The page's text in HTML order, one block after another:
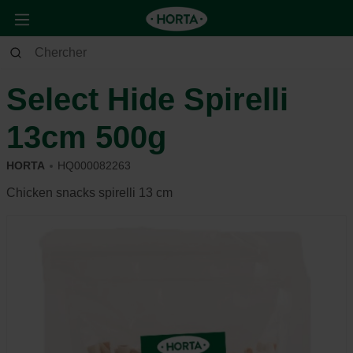
Animaux Chien
Select Hide Spirelli
13cm 500g
HORTA HQ000082263
Chicken snacks spirelli 13 cm